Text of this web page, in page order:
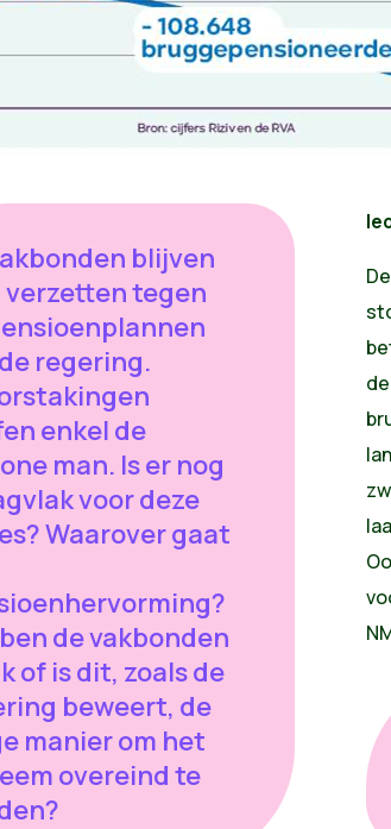
blijven
verzetten tegen
regering.
enkel de
man. Is er nog
voor deze
Waarover gaat
de vakbonden
of is dit, zoals de
beweert, de
manier om het
overeind te